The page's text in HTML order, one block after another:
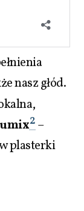
nasz głód.
2–
plasterki